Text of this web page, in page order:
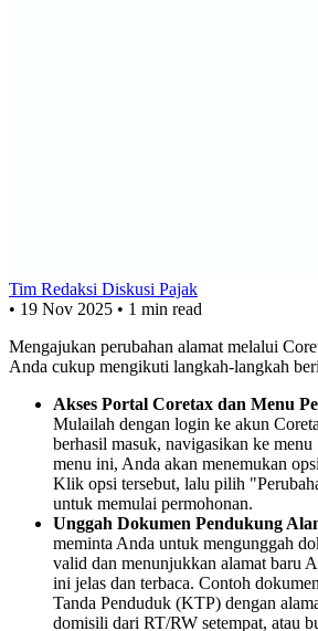
Tim Redaksi Diskusi Pajak
• 19 Nov 2025 • 1 min read
Mengajukan perubahan alamat melalui
Anda cukup mengikuti langkah-langkah
Akses Portal Coretax dan Menu
Mulailah dengan login ke akun
berhasil masuk, navigasikan ke
menu ini, Anda akan menemukan
Klik opsi tersebut, lalu pilih
untuk memulai permohonan.
Unggah Dokumen Pendukung
meminta Anda untuk mengunggah
valid dan menunjukkan alamat baru
ini jelas dan terbaca. Contoh
Tanda Penduduk (KTP) dengan
domisili dari RT/RW setempat, atau